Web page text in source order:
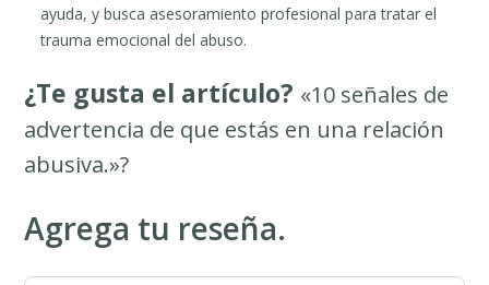
ayuda, y busca asesoramiento profesional para tratar el
trauma emocional del abuso.
¿Te gusta el artículo? «10 señales de
advertencia de que estás en una relación
abusiva.»?
Agrega tu reseña.